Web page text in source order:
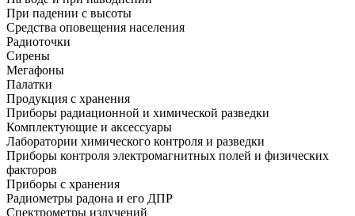
При падении с высоты
Средства оповещения населения
Радиоточки
Сирены
Мегафоны
Палатки
Продукция с хранения
Приборы радиационной и химической разведки
Комплектующие и аксессуары
Лаборатории химического контроля и разведки
Приборы контроля электромагнитных полей и физических
факторов
Приборы с хранения
Радиометры радона и его ДПР
Спектрометры излучений